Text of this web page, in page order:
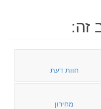
זה:
חוות דעת
מחירון